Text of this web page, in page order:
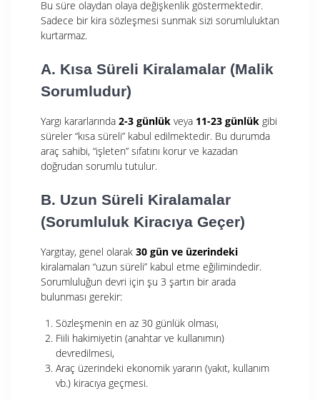
Bu süre olaydan olaya değişkenlik göstermektedir.
Sadece bir kira sözleşmesi sunmak sizi sorumluluktan
kurtarmaz.
A. Kısa Süreli Kiralamalar (Malik
Sorumludur)
Yargı kararlarında 2-3 günlük veya 11-23 günlük gibi
süreler “kısa süreli” kabul edilmektedir. Bu durumda
araç sahibi, “işleten” sıfatını korur ve kazadan
doğrudan sorumlu tutulur.
B. Uzun Süreli Kiralamalar
(Sorumluluk Kiracıya Geçer)
Yargıtay, genel olarak 30 gün ve üzerindeki
kiralamaları “uzun süreli” kabul etme eğilimindedir.
Sorumluluğun devri için şu 3 şartın bir arada
bulunması gerekir:
Sözleşmenin en az 30 günlük olması,
Fiili hakimiyetin (anahtar ve kullanımın)
devredilmesi,
Araç üzerindeki ekonomik yararın (yakıt, kullanım
vb.) kiracıya geçmesi.